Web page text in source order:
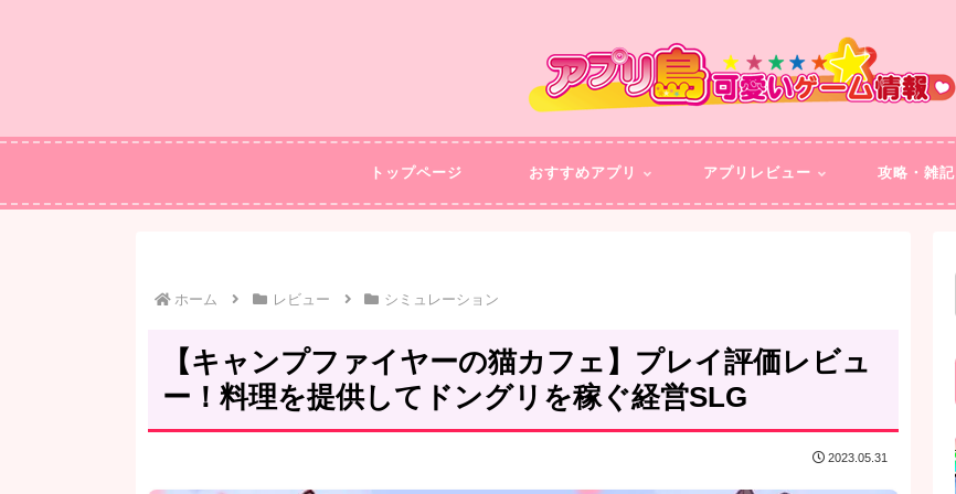
トップページ おすすめアプリ アプリレビュー 攻略・雑記
ホーム レビュー シミュレーション
【キャンプファイヤーの猫カフェ】プレイ評価レビュ
ー！料理を提供してドングリを稼ぐ経営SLG
2023.05.31